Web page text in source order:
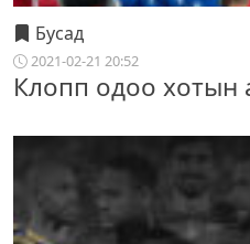
Бусад
2021-02-21 20:52
Клопп одоо хотын